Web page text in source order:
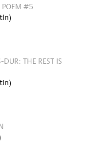
POEM #5
THE REST IS